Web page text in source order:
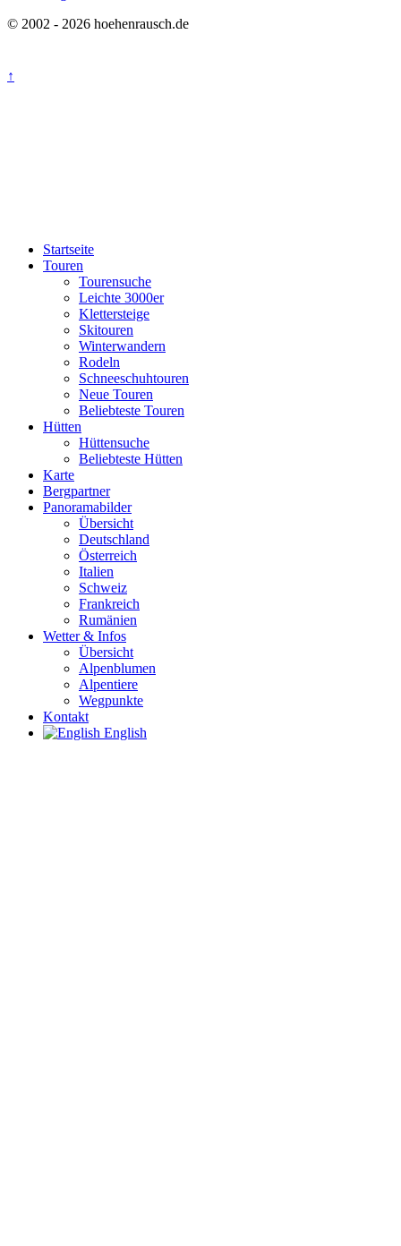
© 2002 - 2026 hoehenrausch.de
↑
Startseite
Touren
Tourensuche
Leichte 3000er
Klettersteige
Skitouren
Winterwandern
Rodeln
Schneeschuhtouren
Neue Touren
Beliebteste Touren
Hütten
Hüttensuche
Beliebteste Hütten
Karte
Bergpartner
Panoramabilder
Übersicht
Deutschland
Österreich
Italien
Schweiz
Frankreich
Rumänien
Wetter & Infos
Übersicht
Alpenblumen
Alpentiere
Wegpunkte
Kontakt
English